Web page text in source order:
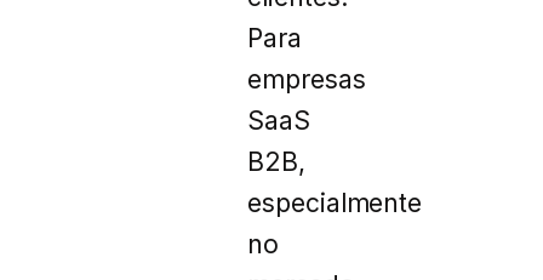
Para
empresas
SaaS
B2B,
especialmente
no